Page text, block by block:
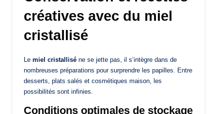
créatives avec du miel
cristallisé
Le miel cristallisé ne se jette pas, il s’intègre dans de
nombreuses préparations pour surprendre les papilles. Entre
desserts, plats salés et cosmétiques maison, les
possibilités sont infinies.
Conditions optimales de stockage